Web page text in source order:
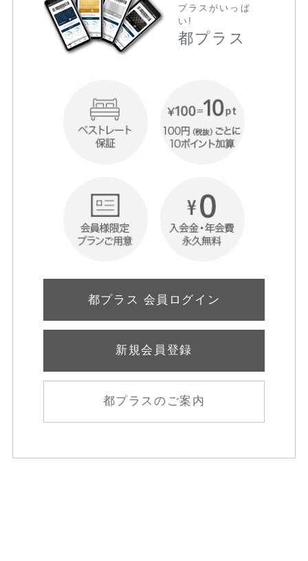
プラスがいっぱ
い!
都プラス
都プラス 会員ログイン
新規会員登録
都プラスのご案内